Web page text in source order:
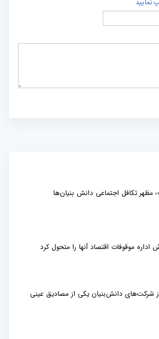
نمایید
مظهر تکافل اجتماعی دانش بنیان‌ها
اداره موقوفات اقتصاد آنها را متحول کرد
شرکت‌های دانش‌بنیان یکی از مصادیق عینی